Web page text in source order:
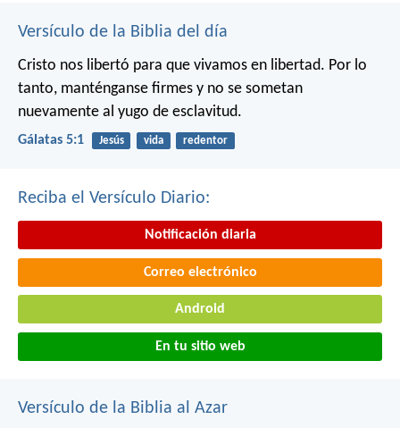
Versículo de la Biblia del día
Cristo nos libertó para que vivamos en libertad. Por lo
tanto, manténganse firmes y no se sometan
nuevamente al yugo de esclavitud.
Gálatas 5:1 Jesús vida redentor
Reciba el Versículo Diario:
Notificación diaria
Correo electrónico
Android
En tu sitio web
Versículo de la Biblia al Azar